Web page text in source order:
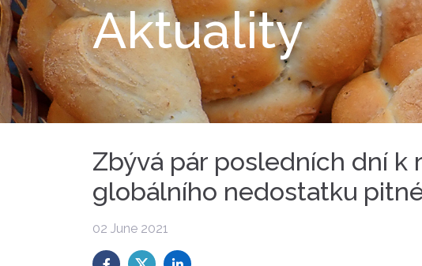
Aktuality
Zbývá pár posledních dní k
globálního nedostatku
02 June 2021